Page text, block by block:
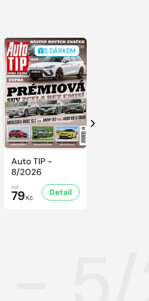
S DÁRKEM
Auto TIP -
8/2026
od
79 Kč
Detail
Další